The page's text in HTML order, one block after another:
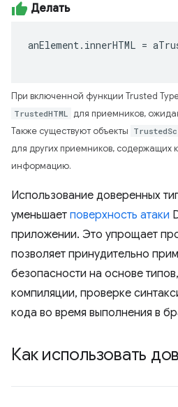
Делать
anElement. innerHTML =
При включенной функции Trusted
TrustedHTML
для приемников,
Также существуют объекты
для других приемников,
информацию.
Использование доверенных
уменьшает поверхность атаки
приложении. Это упрощает
позволяет принудительно
безопасности на основе
компиляции, проверке
кода во время выполнения в
Как использовать